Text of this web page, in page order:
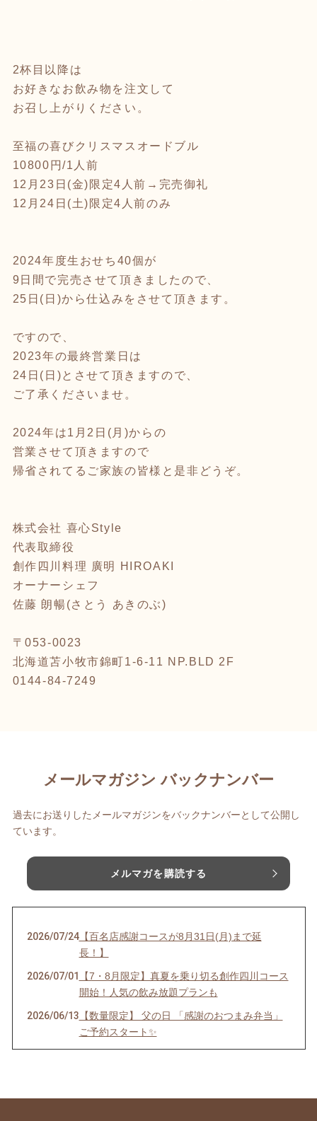
2杯目以降は
お好きなお飲み物を注文して
お召し上がりください。
至福の喜びクリスマスオードブル
10800円/1人前
12月23日(金)限定4人前→完売御礼
12月24日(土)限定4人前のみ
2024年度生おせち40個が
9日間で完売させて頂きましたので、
25日(日)から仕込みをさせて頂きます。
ですので、
2023年の最終営業日は
24日(日)とさせて頂きますので、
ご了承くださいませ。
2024年は1月2日(月)からの
営業させて頂きますので
帰省されてるご家族の皆様と是非どうぞ。
株式会社 喜心Style
代表取締役
創作四川料理 廣明 HIROAKI
オーナーシェフ
佐藤 朗暢(さとう あきのぶ)
‪〒053-0023‬
‪北海道苫小牧市錦町1-6-11 NP.BLD 2F‬
‪0144-84-7249‬
メールマガジン バックナンバー
過去にお送りしたメールマガジンをバックナンバーとして公開し
ています。
メルマガを購読する
2026/07/24【百名店感謝コースが8月31日(月)まで延
長！】
2026/07/01
【7・8月限定】真夏を乗り切る創作四川コース
開始！人気の飲み放題プランも
2026/06/13 【数量限定】 父の日 「感謝のおつまみ弁当」
ご予約スタート✨
2026/04/20🌿「新緑の活力×黒の発酵」で明日への活力